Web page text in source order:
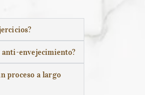
anti-envejecimiento?
proceso a largo